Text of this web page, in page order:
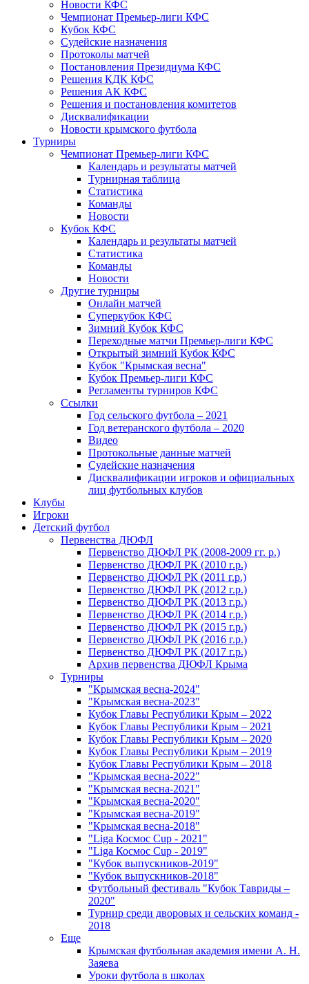
Новости КФС
Чемпионат Премьер-лиги КФС
Кубок КФС
Судейские назначения
Протоколы матчей
Постановления Президиума КФС
Решения КДК КФС
Решения АК КФС
Решения и постановления комитетов
Дисквалификации
Новости крымского футбола
Турниры
Чемпионат Премьер-лиги КФС
Календарь и результаты матчей
Турнирная таблица
Статистика
Команды
Новости
Кубок КФС
Календарь и результаты матчей
Статистика
Команды
Новости
Другие турниры
Онлайн матчей
Суперкубок КФС
Зимний Кубок КФС
Переходные матчи Премьер-лиги КФС
Открытый зимний Кубок КФС
Кубок "Крымская весна"
Кубок Премьер-лиги КФС
Регламенты турниров КФС
Ссылки
Год сельского футбола – 2021
Год ветеранского футбола – 2020
Видео
Протокольные данные матчей
Судейские назначения
Дисквалификации игроков и официальных
лиц футбольных клубов
Клубы
Игроки
Детский футбол
Первенства ДЮФЛ
Первенство ДЮФЛ РК (2008-2009 гг. р.)
Первенство ДЮФЛ РК (2010 г.р.)
Первенство ДЮФЛ РК (2011 г.р.)
Первенство ДЮФЛ РК (2012 г.р.)
Первенство ДЮФЛ РК (2013 г.р.)
Первенство ДЮФЛ РК (2014 г.р.)
Первенство ДЮФЛ РК (2015 г.р.)
Первенство ДЮФЛ РК (2016 г.р.)
Первенство ДЮФЛ РК (2017 г.р.)
Архив первенства ДЮФЛ Крыма
Турниры
"Крымская весна-2024"
"Крымская весна-2023"
Кубок Главы Республики Крым – 2022
Кубок Главы Республики Крым – 2021
Кубок Главы Республики Крым – 2020
Кубок Главы Республики Крым – 2019
Кубок Главы Республики Крым – 2018
"Крымская весна-2022"
"Крымская весна-2021"
"Крымская весна-2020"
"Крымская весна-2019"
"Крымская весна-2018"
"Liga Космос Cup - 2021"
"Liga Космос Cup - 2019"
"Кубок выпускников-2019"
"Кубок выпускников-2018"
Футбольный фестиваль "Кубок Тавриды –
2020"
Турнир среди дворовых и сельских команд -
2018
Еще
Крымская футбольная академия имени А. Н.
Заяева
Уроки футбола в школах